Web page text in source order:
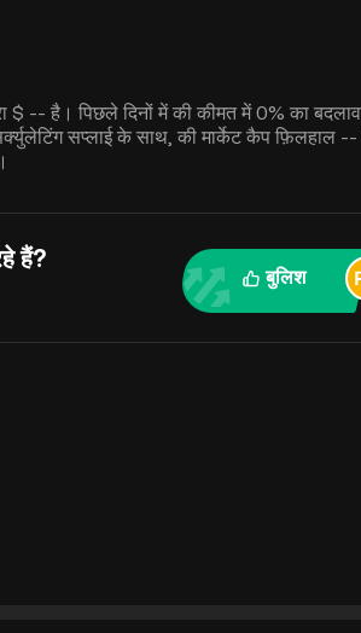
-- है। पिछले दिनों में की कीमत में 0% का
सप्लाई के साथ, की मार्केट कैप फ़िलहाल
हैं?
बुलिश